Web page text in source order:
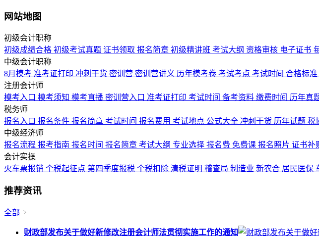
网站地图
初级会计职称
初级成绩合格 初级考试真题 证书领取 报名简章 初级精讲班 考试大纲 资格审核 电子证书
中级会计职称
8月模考 准考证打印 冲刺干货 密训营 密训营讲义 历年模考卷 考试考点 考试时间 合格标准
注册会计师
模考入口 模考须知 模考直播 密训营入口 准考证打印 考试时间 备考资料 缴费时间 历年真
税务师
报名入口 报名条件 报名简章 考试时间 报名费用 考试地点 公式大全 冲刺干货 历年试题 税
中级经济师
报名流程 报考指南 报名时间 报名简章 考试大纲 专业选择 报名费 免费课 报名照片 证书补
会计实操
火车票报销 个税起征点 第四季度报税 个税扣除 清税证明 稽查局 制造业 新农合 居民医保
推荐资讯
全部
财政部发布关于做好新修改注册会计师法贯彻实施工作的通知